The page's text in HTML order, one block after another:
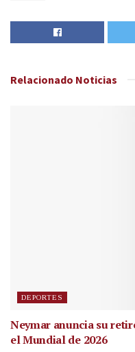
Relacionado Noticias
DEPORTES
Neymar anuncia su
el Mundial de 2026